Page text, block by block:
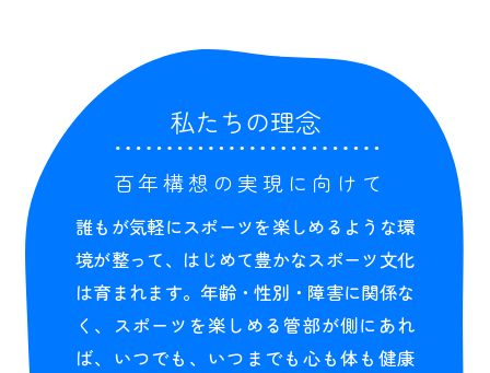
私たちの理念
百年構想の実現に向けて
誰もが気軽にスポーツを楽しめるような環
境が整って、はじめて豊かなスポーツ文化
は育まれます。年齢・性別・障害に関係な
く、スポーツを楽しめる管部が側にあれ
ば、いつでも、いつまでも心も体も健康